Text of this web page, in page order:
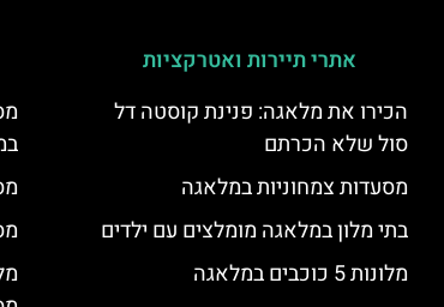
אתרי תיירות ואטרקציות
הכירו את מלאגה: פנינת קוסטה דל
סול שלא הכרתם
מסעדות צמחוניות במלאגה
בתי מלון במלאגה מומלצים עם ילדים
מלונות 5 כוכבים במלאגה